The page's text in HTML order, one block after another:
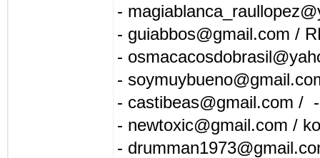
-
- guiabbos@gmail.com /
-
-
- castibeas@gmail.com /
- newtoxic@gmail.com /
-